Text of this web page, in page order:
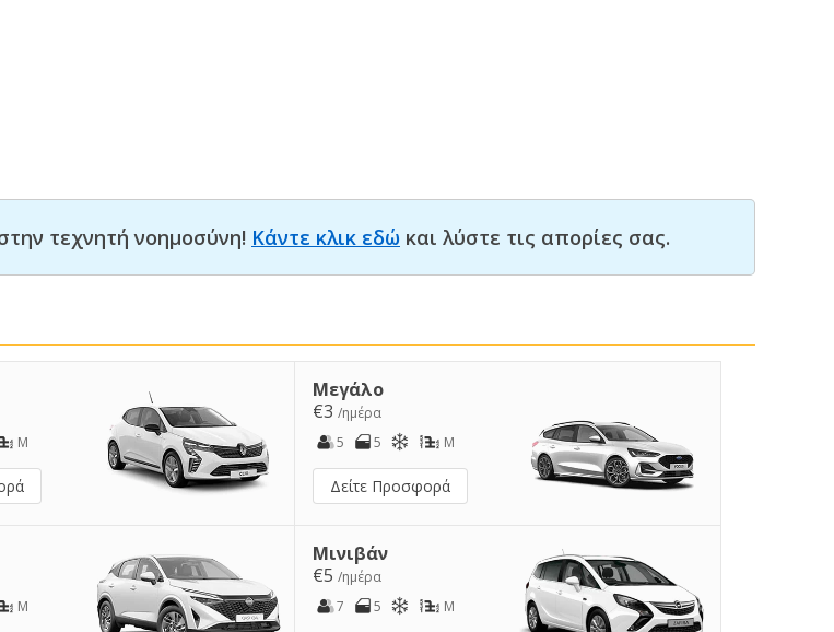
τεχνητή νοημοσύνη! Κάντε κλικ εδώ και λύστε τις απορίες σας.
M
Μεγάλο
€3 /ημέρα
5
5 M
Δείτε Προσφορά
M
Μινιβάν
€5 /ημέρα
7
5 M